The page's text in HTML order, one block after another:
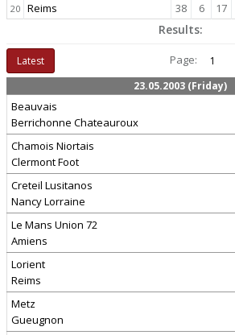
20 Reims 38 6 17
Results:
Latest Page: 1
23.05.2003 (Friday)
Beauvais
Berrichonne Chateauroux
Chamois Niortais
Clermont Foot
Creteil Lusitanos
Nancy Lorraine
Le Mans Union 72
Amiens
Lorient
Reims
Metz
Gueugnon